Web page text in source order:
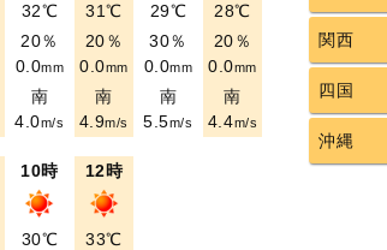
32℃
20％
0.0mm
南
4.0m/s
31℃
20％
0.0mm
南
4.9m/s
29℃
30％
0.0mm
南
5.5m/s
28℃
20％
0.0mm
南
4.4m/s
10時
30℃
12時
33℃
関西
四国
沖縄